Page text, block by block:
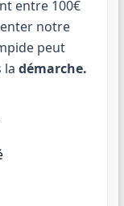
entre 100€
notre
peut
la démarche.